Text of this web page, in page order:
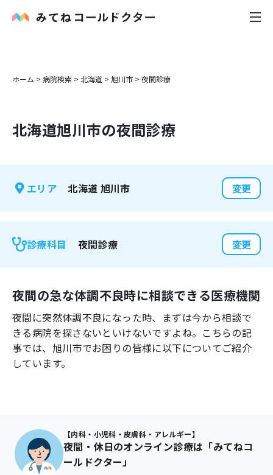
内科
花粉症
感染症
よくあるご質問
ホーム > 病院検索 > 北海道 > 旭川市 > 夜間診療
北海道旭川市の夜間診療
エリア 北海道 旭川市 変更
診療科目 夜間診療 変更
夜間の急な体調不良時に相談できる医療機関
夜間に突然体調不良になった時、まずは今から相談で
きる病院を探さないといけないですよね。こちらの記
事では、 旭川市でお困りの皆様に以下についてご紹介
しています。
【内科・小児科・皮膚科・アレルギー】
夜間・休日のオンライン診療は「みてねコ
ールドクター」